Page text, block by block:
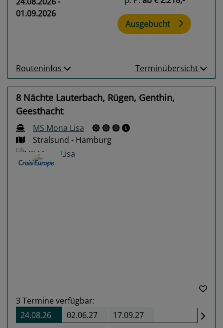
01.09.2026
Ausgebucht
Routeninfos Terminübersicht
8 Nächte Lauterbach, Rügen, Genthin,
Geesthacht
MS Mona Lisa
Stralsund - Hamburg
3 Termine verfügbar:
24.08.26
02.06.27 17.09.27